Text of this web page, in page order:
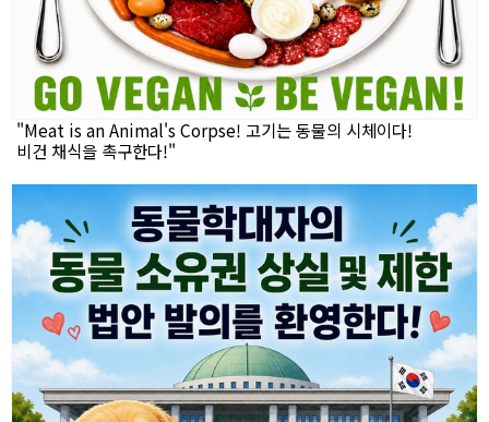
"Meat is an Animal's Corpse! 고기는 동물의 시체이다!
비건 채식을 촉구한다!"